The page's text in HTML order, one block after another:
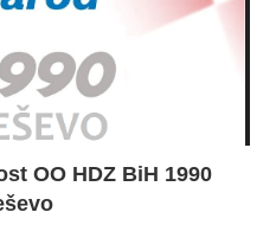
OO HDZ BiH 1990